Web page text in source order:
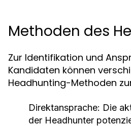
Methoden des
Zur Identifikation und
Kandidaten können
Headhunting-Methoden
Direktansprache: Die
der Headhunter